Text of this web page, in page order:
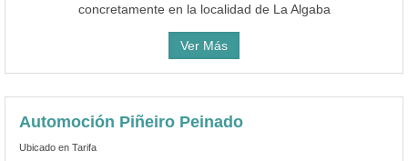
concretamente en la localidad de La Algaba
Ver Más
Automoción Piñeiro Peinado
Ubicado en Tarifa